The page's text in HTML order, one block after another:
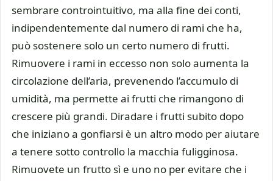
sembrare controintuitivo, ma alla fine dei conti,
indipendentemente dal numero di rami che ha,
può sostenere solo un certo numero di frutti.
Rimuovere i rami in eccesso non solo aumenta la
circolazione dell’aria, prevenendo l’accumulo di
umidità, ma permette ai frutti che rimangono di
crescere più grandi. Diradare i frutti subito dopo
che iniziano a gonfiarsi è un altro modo per aiutare
a tenere sotto controllo la macchia fuligginosa.
Rimuovete un frutto sì e uno no per evitare che i